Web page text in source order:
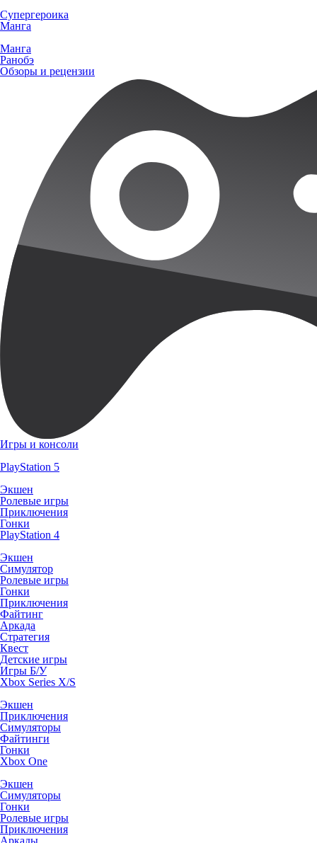
Супергероика
Манга
Манга
Ранобэ
Обзоры и рецензии
Игры и консоли
PlayStation 5
Экшен
Ролевые игры
Приключения
Гонки
PlayStation 4
Экшен
Симулятор
Ролевые игры
Гонки
Приключения
Файтинг
Аркада
Стратегия
Квест
Детские игры
Игры Б/У
Xbox Series X/S
Экшен
Приключения
Симуляторы
Файтинги
Гонки
Xbox One
Экшен
Симуляторы
Гонки
Ролевые игры
Приключения
Аркады